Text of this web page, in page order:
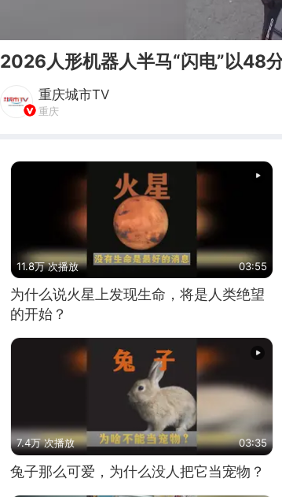
2026人形机器人半马“闪电”以48
重庆城市TV
重庆
11.8万 次播放 03:55
为什么说火星上发现生命，将是人类绝望
的开始？
7.4万 次播放 03:35
兔子那么可爱，为什么没人把它当宠物？